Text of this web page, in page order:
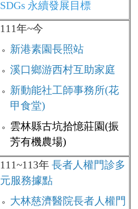
SDGs 永續發展目標
111年~今
新港素園長照站
溪口鄉游西村互助家庭
新動能社工師事務所(花
甲食堂)
雲林縣古坑拾憶莊園(振
芳有機農場)
111~113年 長者人權門診多
元服務據點
大林慈濟醫院長者人權門